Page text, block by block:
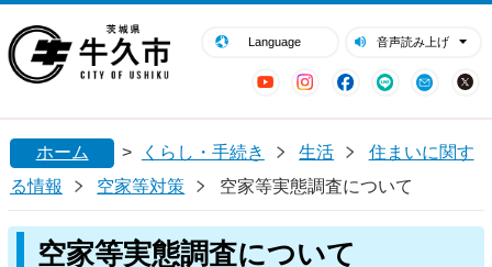
Language 音声読み上げ
YouTubeInstagram
Facebook
LINE Mail
閉じる
ホーム > くらし・手続き 生活
住まいに関す
る情報
空家等対策 空家等実態調査について
空家等実態調査について